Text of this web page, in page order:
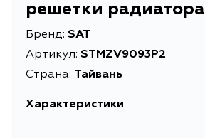
решетки радиатора
Бренд: SAT
Артикул: STMZV9093P2
Страна: Тайвань
Характеристики